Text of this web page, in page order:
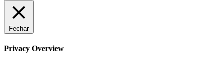
Fechar
Privacy Overview